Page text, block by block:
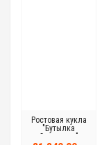
Ростовая кукла
"Бутылка
Энергетик"